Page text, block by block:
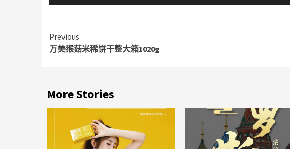
Continue
Reading
Previous
万美猴菇米稀饼干整大箱1020g
More Stories